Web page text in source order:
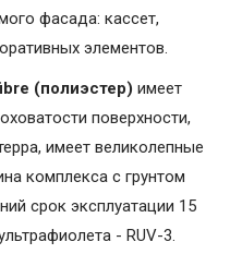
фасада: кассет,
элементов.
(полиэстер) имеет
поверхности,
имеет великолепные
комплекса с грунтом
срок эксплуатации 15
- RUV-3.